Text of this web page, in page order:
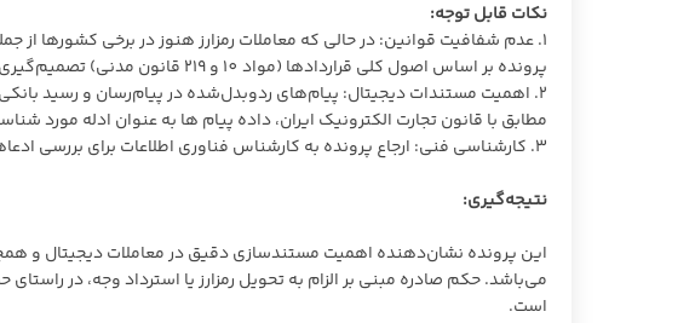
نکات قابل توجه:
1. عدم شفافیت قوانین: در حالی که معاملات رمزارز هنوز در برخی کشورها از
پرونده بر اساس اصول کلی قراردادها (مواد 10 و 219 قانون مدنی) تصمیم‌گیری کرد.
2. اهمیت مستندات دیجیتال: پیام‌های ردوبدل‌شده در پیام‌رسان و رسید
مطابق با قانون تجارت الکترونیک ایران، داده پیام ها به عنوان ادله مورد
3. کارشناسی فنی: ارجاع پرونده به کارشناس فناوری اطلاعات برای بررسی ادعاهای مرتبط با رمزارز از اهمیت ویژه‌ای برخوردار بود.
نتیجه‌گیری:
این پرونده نشان‌دهنده اهمیت مستندسازی دقیق در معاملات دیجیتال و
می‌باشد. حکم صادره مبنی بر الزام به تحویل رمزارز یا استرداد وجه، در
است.